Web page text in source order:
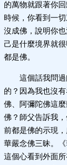
的萬物就跟著你
時候，你看到一
沒成佛，說明你
己是什麼境界就
都是佛。
這個話我問
的？因為我也沒
佛、阿彌陀佛這
佛？師父告訴我
前都是佛的示現
華嚴念佛三昧。
這個心看到外面